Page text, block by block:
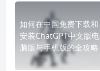
如何在中国免费下载和
安装ChatGPT中文版电
脑版与手机版的全攻略